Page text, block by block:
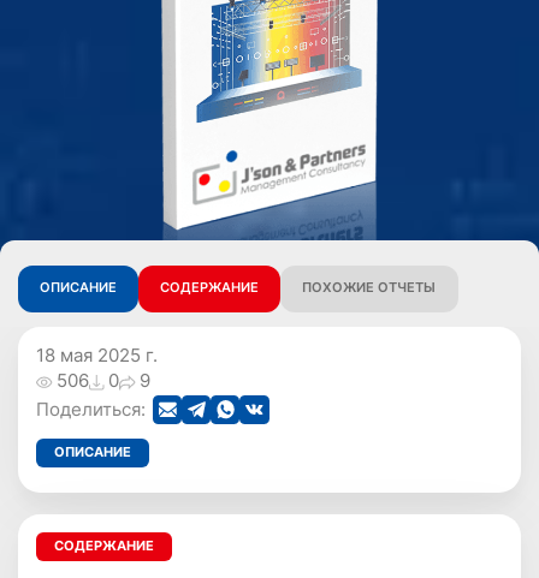
ОПИСАНИЕ СОДЕРЖАНИЕ ПОХОЖИЕ ОТЧЕТЫ
18 мая 2025 г.
506
0
9
Поделиться:
ОПИСАНИЕ
СОДЕРЖАНИЕ